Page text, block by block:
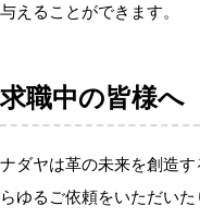
与えることができます。
求職中の皆様へ
ナダヤは革の未来を創造
らゆるご依頼をいただい